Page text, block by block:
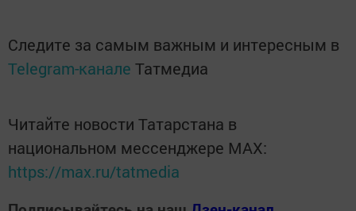
Следите за самым важным и интересным в
Telegram-канале Татмедиа
Читайте новости Татарстана в
национальном мессенджере MАХ:
https://max.ru/tatmedia